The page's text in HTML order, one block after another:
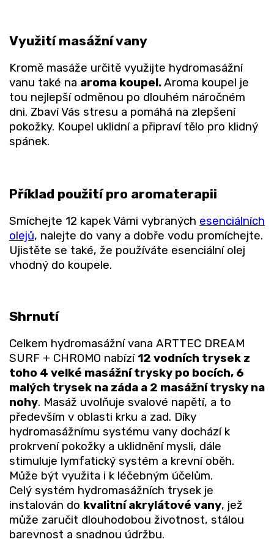
Využití masážní vany
Kromě masáže určitě využijte hydromasážní
vanu také na aroma koupel.Aroma koupel je
tou nejlepší odměnou po dlouhém náročném
dni. Zbaví Vás stresu a pomáhá na zlepšení
pokožky. Koupel uklidní a připraví tělo pro klidný
spánek.
Příklad použití pro aromaterapii
Smíchejte 12 kapek Vámi vybraných esenciálních
olejů, nalejte do vany a dobře vodu promíchejte.
Ujistěte se také, že používáte esenciální olej
vhodný do koupele.
Shrnutí
Celkem hydromasážní vana ARTTEC DREAM
SURF + CHROMO nabízí12 vodních trysek z
toho 4 velké masážní trysky po bocích, 6
malých trysek na záda a 2 masážní trysky na
nohy. Masáž uvolňuje svalové napětí, a to
především v oblasti krku a zad. Díky
hydromasážnímu systému vany dochází k
prokrvení pokožky a uklidnění mysli, dále
stimuluje lymfatický systém a krevní oběh.
Může být využita i k léčebným účelům.
Celý systém hydromasážních trysek je
instalován do kvalitní akrylátové vany, jež
může zaručit dlouhodobou životnost, stálou
barevnost a snadnou údržbu.